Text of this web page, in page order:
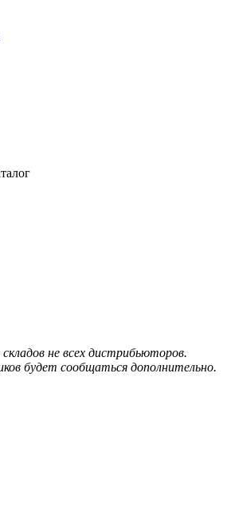
не всех дистрибьюторов.
будет сообщаться дополнительно.